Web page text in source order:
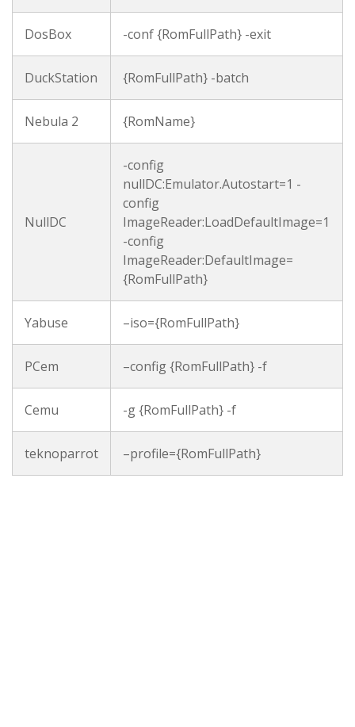
DosBox -conf {RomFullPath} -exit
DuckStation {RomFullPath} -batch
Nebula 2 {RomName}
NullDC
-config
nullDC:Emulator.Autostart=1 -
config
ImageReader:LoadDefaultImage=1
-config
ImageReader:DefaultImage=
{RomFullPath}
Yabuse –iso={RomFullPath}
PCem –config {RomFullPath} -f
Cemu -g {RomFullPath} -f
teknoparrot –profile={RomFullPath}